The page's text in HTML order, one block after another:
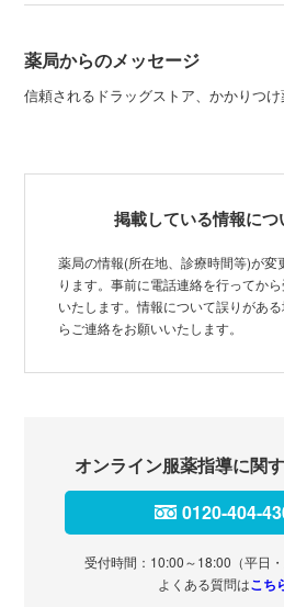
薬局からのメッセージ
信頼されるドラッグストア、かかりつ
掲載している情報に
薬局の情報(所在地、診療時間等)が変
ります。事前に電話連絡を行ってか
いたします。情報について誤りがあ
らご連絡をお願いいたします。
オンライン服薬指導に関
0120-404-
受付時間：10:00～18:00（平日・
よくある質問はこち